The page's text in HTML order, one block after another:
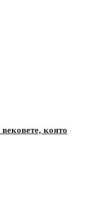
която